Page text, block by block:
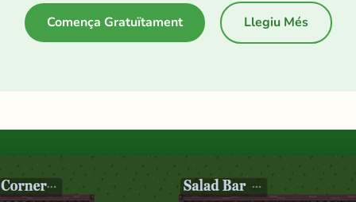
Comença Gratuïtament Llegiu Més